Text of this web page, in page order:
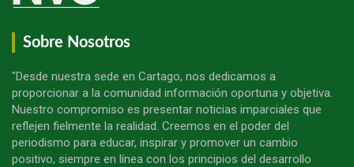
Sobre Nosotros
"Desde nuestra sede en Cartago, nos dedicamos a
proporcionar a la comunidad información oportuna y objetiva.
Nuestro compromiso es presentar noticias imparciales que
reflejen fielmente la realidad. Creemos en el poder del
periodismo para educar, inspirar y promover un cambio
positivo, siempre en línea con los principios del desarrollo